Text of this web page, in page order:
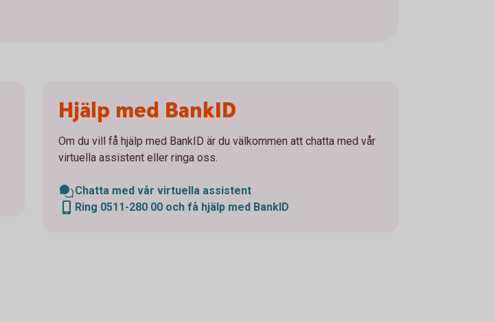
Hjälp med BankID
Om du vill få hjälp med BankID är du välkommen att chatta med vår
virtuella assistent eller ringa oss.
Chatta med vår virtuella assistent
Ring 0511-280 00 och få hjälp med BankID